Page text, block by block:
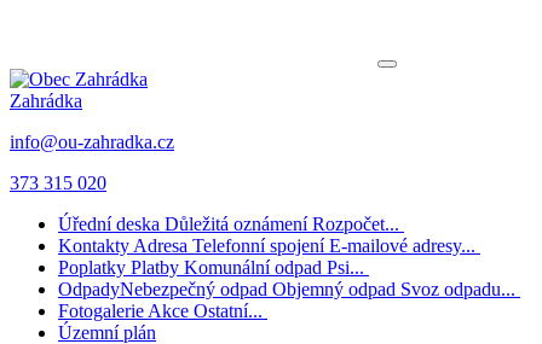
Zahrádka
info@ou-zahradka.cz
373 315 020
Úřední deska Důležitá oznámení Rozpočet...
Kontakty Adresa Telefonní spojení E-mailové adresy...
Poplatky Platby Komunální odpad Psi...
OdpadyNebezpečný odpad Objemný odpad Svoz odpadu...
Fotogalerie Akce Ostatní...
Územní plán